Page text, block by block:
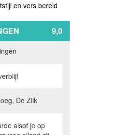
en vers bereid
9,0
De Zilk
alsof je op